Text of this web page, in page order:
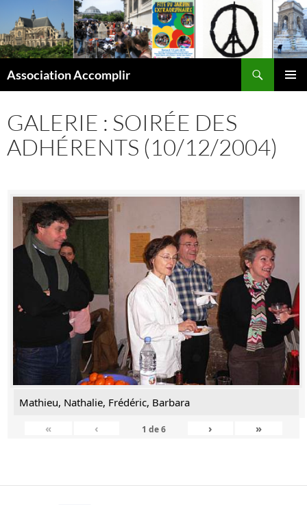
contenu
Association Accomplir
GALERIE : SOIRÉE DES
ADHÉRENTS (10/12/2004)
Mathieu, Nathalie, Frédéric, Barbara
«
‹ 1 de6 › »